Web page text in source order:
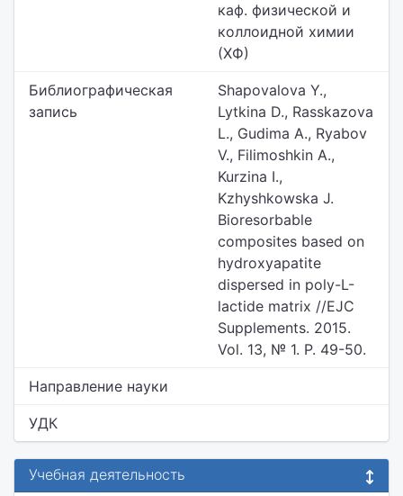
каф. физической и
коллоидной химии
(ХФ)
Библиографическая
запись
Shapovalova Y.,
Lytkina D., Rasskazova
L., Gudima A., Ryabov
V., Filimoshkin A.,
Kurzina I.,
Kzhyshkowska J.
Bioresorbable
composites based on
hydroxyapatite
dispersed in poly-L-
lactide matrix //EJC
Supplements. 2015.
Vol. 13, № 1. P. 49-50.
Направление науки
УДК
Учебная деятельность